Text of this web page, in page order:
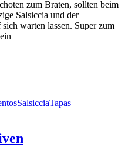
zum Braten, sollten beim
Salsiccia und der
warten lassen. Super zum
SalsicciaTapas